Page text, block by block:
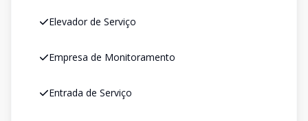
Elevador de Serviço
Empresa de Monitoramento
Entrada de Serviço